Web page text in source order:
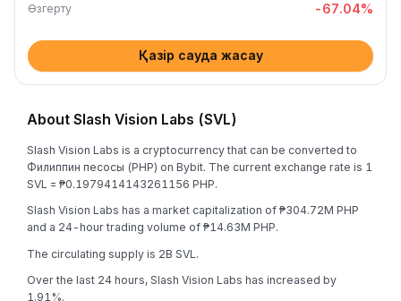
Өзгерту -67.04%
Қазір сауда жасау
About Slash Vision Labs (SVL)
Slash Vision Labs is a cryptocurrency that can be converted to
Филиппин песосы (PHP) on Bybit. The current exchange rate is 1
SVL = ₱0.1979414143261156 PHP.
Slash Vision Labs has a market capitalization of ₱304.72M PHP
and a 24-hour trading volume of ₱14.63M PHP.
The circulating supply is 2B SVL.
Over the last 24 hours, Slash Vision Labs has increased by
1.91%.